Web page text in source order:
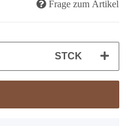
Frage zum Artikel
STCK